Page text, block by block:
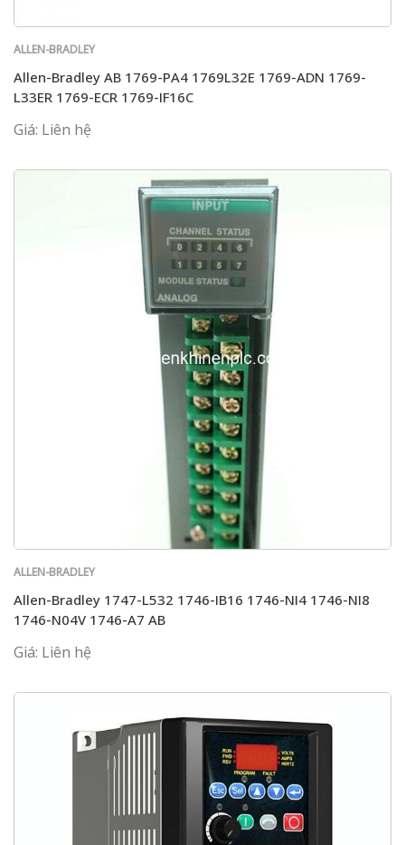
ALLEN-BRADLEY
Allen-Bradley AB 1769-PA4 1769L32E 1769-ADN 1769-
L33ER 1769-ECR 1769-IF16C
Giá: Liên hệ
ALLEN-BRADLEY
Allen-Bradley 1747-L532 1746-IB16 1746-NI4 1746-NI8
1746-N04V 1746-A7 AB
Giá: Liên hệ